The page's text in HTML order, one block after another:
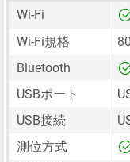
Wi-Fi
Wi-Fi規格
Bluetooth
USBポート
USB接続
測位方式